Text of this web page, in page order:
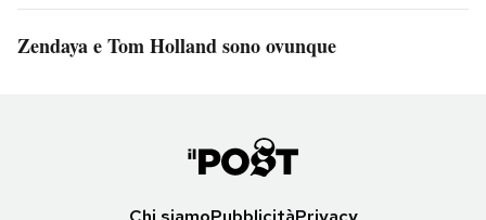
Zendaya e Tom Holland sono ovunque